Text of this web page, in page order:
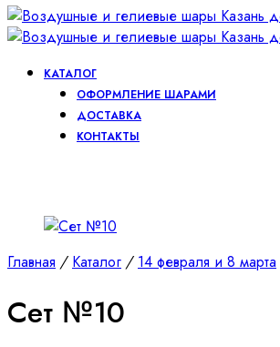
КАТАЛОГ
ОФОРМЛЕНИЕ ШАРАМИ
ДОСТАВКА
КОНТАКТЫ
Главная / Каталог / 14 февраля и 8 марта
Сет №10